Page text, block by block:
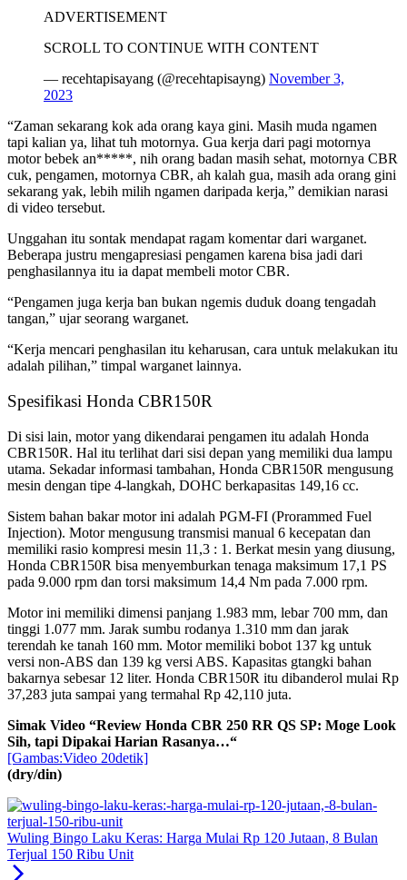
ADVERTISEMENT
SCROLL TO CONTINUE WITH CONTENT
— recehtapisayang (@recehtapisayng) November 3,
2023
“Zaman sekarang kok ada orang kaya gini. Masih muda ngamen
tapi kalian ya, lihat tuh motornya. Gua kerja dari pagi motornya
motor bebek an*****, nih orang badan masih sehat, motornya CBR
cuk, pengamen, motornya CBR, ah kalah gua, masih ada orang gini
sekarang yak, lebih milih ngamen daripada kerja,” demikian narasi
di video tersebut.
Unggahan itu sontak mendapat ragam komentar dari warganet.
Beberapa justru mengapresiasi pengamen karena bisa jadi dari
penghasilannya itu ia dapat membeli motor CBR.
“Pengamen juga kerja ban bukan ngemis duduk doang tengadah
tangan,” ujar seorang warganet.
“Kerja mencari penghasilan itu keharusan, cara untuk melakukan itu
adalah pilihan,” timpal warganet lainnya.
Spesifikasi Honda CBR150R
Di sisi lain, motor yang dikendarai pengamen itu adalah Honda
CBR150R. Hal itu terlihat dari sisi depan yang memiliki dua lampu
utama. Sekadar informasi tambahan, Honda CBR150R mengusung
mesin dengan tipe 4-langkah, DOHC berkapasitas 149,16 cc.
Sistem bahan bakar motor ini adalah PGM-FI (Prorammed Fuel
Injection). Motor mengusung transmisi manual 6 kecepatan dan
memiliki rasio kompresi mesin 11,3 : 1. Berkat mesin yang diusung,
Honda CBR150R bisa menyemburkan tenaga maksimum 17,1 PS
pada 9.000 rpm dan torsi maksimum 14,4 Nm pada 7.000 rpm.
Motor ini memiliki dimensi panjang 1.983 mm, lebar 700 mm, dan
tinggi 1.077 mm. Jarak sumbu rodanya 1.310 mm dan jarak
terendah ke tanah 160 mm. Motor memiliki bobot 137 kg untuk
versi non-ABS dan 139 kg versi ABS. Kapasitas gtangki bahan
bakarnya sebesar 12 liter. Honda CBR150R itu dibanderol mulai Rp
37,283 juta sampai yang termahal Rp 42,110 juta.
Simak Video “Review Honda CBR 250 RR QS SP: Moge Look
Sih, tapi Dipakai Harian Rasanya…“
[Gambas:Video 20detik]
(dry/din)
Wuling Bingo Laku Keras: Harga Mulai Rp 120 Jutaan, 8 Bulan
Terjual 150 Ribu Unit